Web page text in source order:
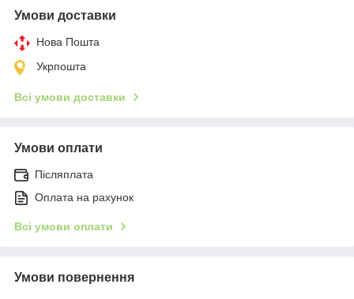
Умови доставки
Нова Пошта
Укрпошта
Всі умови доставки
Умови оплати
Післяплата
Оплата на рахунок
Всі умови оплати
Умови повернення